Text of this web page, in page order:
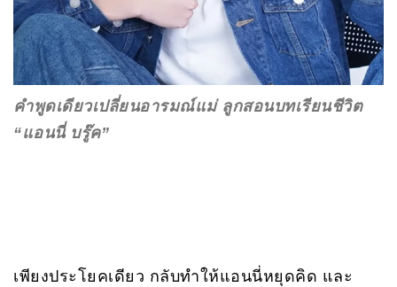
คำพูดเดียวเปลี่ยนอารมณ์แม่ ลูกสอนบทเรียนชีวิต
“แอนนี่ บรู๊ค”
เพียงประโยคเดียว กลับทำให้แอนนี่หยุดคิด และ